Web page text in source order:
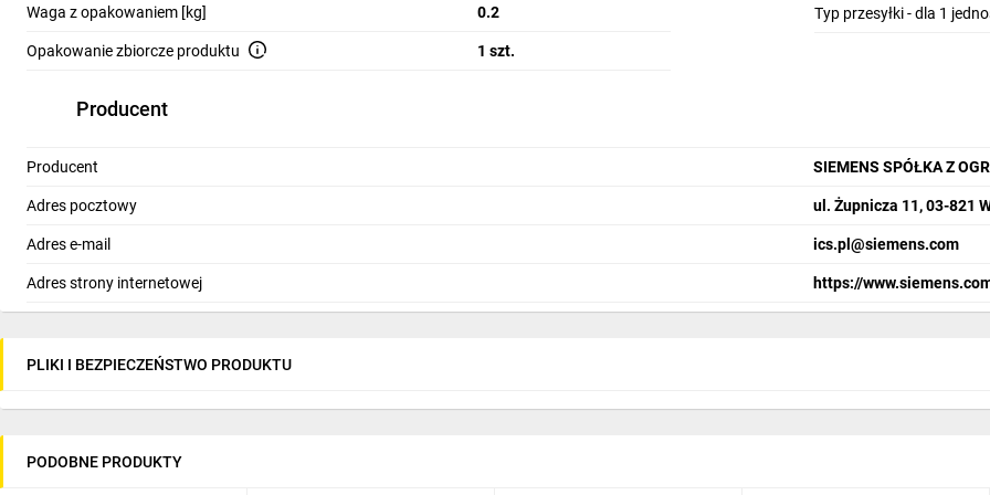
Zasilacze LOGO! Power
zachowaniu niewielkich wymiarów montażowych.
Zintegrowany Web Editor
Symulacja działania przed uruchomieniem
Diagnostyka „online test”
Wsparcie dla systemów Windows, macOS i Linux
Popularne przykłady zastosowań
Waga z opakowaniem [kg] 0.2
Opakowanie zbiorcze produktu 1 szt.
Typ przesyłki - dla 1
Producent
Producent SIEMENS SPÓŁKA Z
Adres pocztowy ul. Żupnicza 11, 03-821
Adres e-mail ics.pl@siemens.com
Adres strony internetowej https://
PLIKI I BEZPIECZEŃSTWO PRODUKTU
PODOBNE PRODUKTY